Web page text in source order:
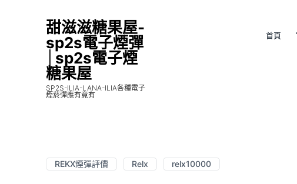
甜滋滋糖果屋-
sp2s電子煙彈
│sp2s電子煙
糖果屋
SP2S-ILIA-LANA-ILIA各種電子
煙菸彈應有竟有
首頁
REKX煙彈評價 Relx relx10000